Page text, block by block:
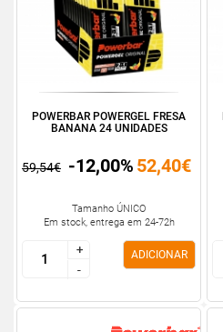
POWERBAR POWERGEL FRESA
BANANA 24 UNIDADES
59,54€ -12,00% 52,40€
Tamanho ÚNICO
Em stock, entrega em 24-72h
+
-
+
-
ADICIONAR